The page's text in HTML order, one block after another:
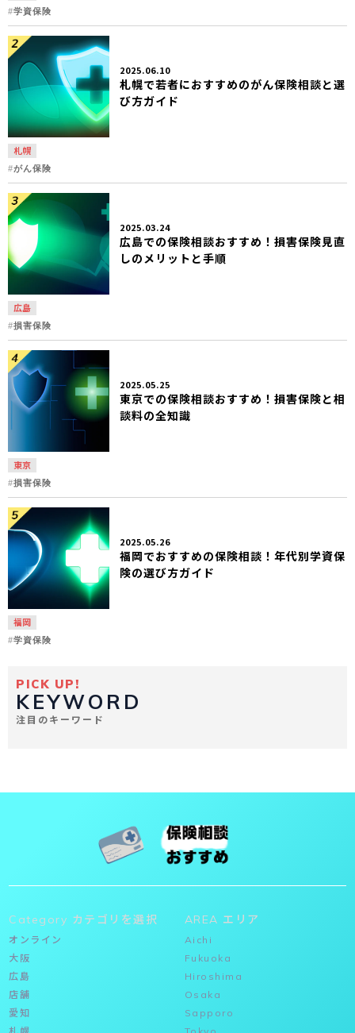
学資保険
2025.06.10
札幌で若者におすすめのがん保険相談と選
び方ガイド
札幌
がん保険
2025.03.24
広島での保険相談おすすめ！損害保険見直
しのメリットと手順
広島
損害保険
2025.05.25
東京での保険相談おすすめ！損害保険と相
談料の全知識
東京
損害保険
2025.05.26
福岡でおすすめの保険相談！年代別学資保
険の選び方ガイド
福岡
学資保険
PICK UP!
KEYWORD
注目のキーワード
Category カテゴリを選択
オンライン
大阪
広島
店舗
愛知
AREA エリア
Aichi
Fukuoka
Hiroshima
Osaka
Sapporo